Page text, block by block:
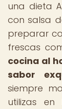
una dieta
con salsa
preparar
frescas
cocina al
sabor
siempre
utilizas